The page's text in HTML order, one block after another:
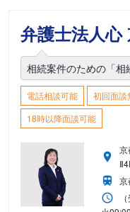
弁護士法人心
相続案件のための「相
電話相談可能 初回面談
18時以降面談可能
京